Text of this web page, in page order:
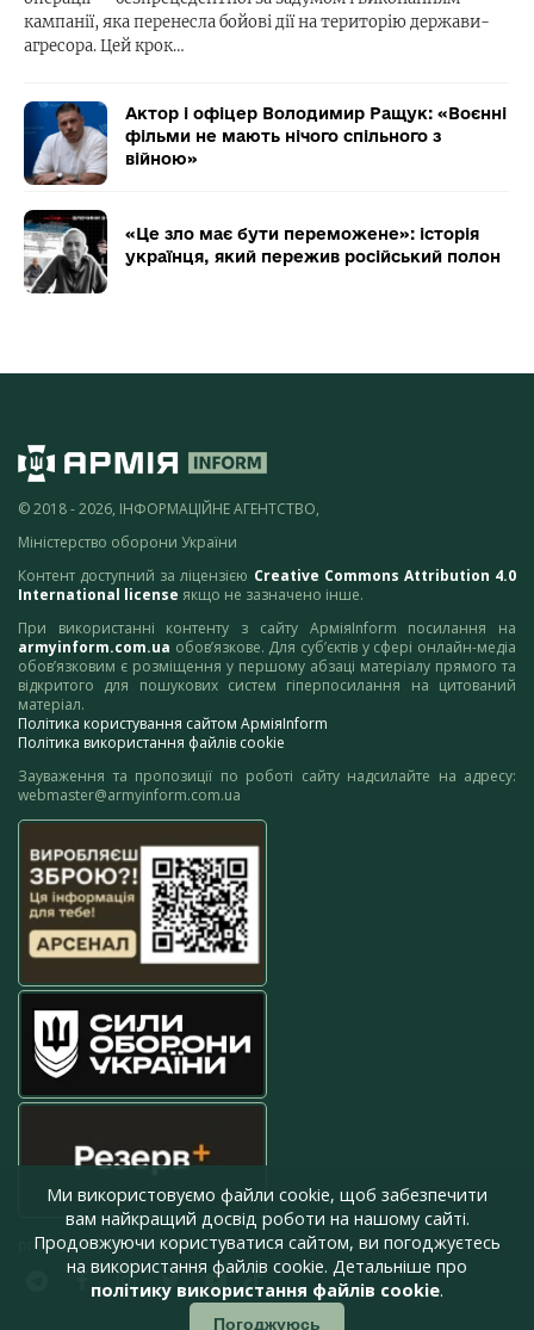
кампанії, яка перенесла бойові дії на територію держави-
агресора. Цей крок…
Актор і офіцер Володимир Ращук: «Воєнні
фільми не мають нічого спільного з
війною»
«Це зло має бути переможене»: історія
українця, який пережив російський полон
© 2018 - 2026, ІНФОРМАЦІЙНЕ АГЕНТСТВО,
Міністерство оборони України
Контент доступний за ліцензією Creative Commons Attribution 4.0
International license якщо не зазначено інше.
При використанні контенту з сайту АрміяInform посилання на
armyinform.com.ua обов’язкове. Для суб’єктів у сфері онлайн-медіа
обов’язковим є розміщення у першому абзаці матеріалу прямого та
відкритого для пошукових систем гіперпосилання на цитований
матеріал.
Політика користування сайтом АрміяInform
Політика використання файлів cookie
Зауваження та пропозиції по роботі сайту надсилайте на адресу:
webmaster@armyinform.com.ua
press@armyinform.com.ua
Ми використовуємо файли cookie, щоб забезпечити
вам найкращий досвід роботи на нашому сайті.
Продовжуючи користуватися сайтом, ви погоджуєтесь
на використання файлів cookie. Детальніше про
політику використання файлів cookie.
Погоджуюсь